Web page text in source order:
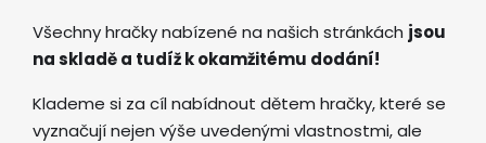
Všechny hračky nabízené na našich stránkách jsou
na skladě a tudíž k okamžitému dodání!
Klademe si za cíl nabídnout dětem hračky, které se
vyznačují nejen výše uvedenými vlastnostmi, ale